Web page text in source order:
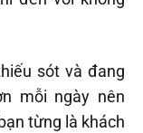
sót và đang
mỗi ngày nên
từng là khách